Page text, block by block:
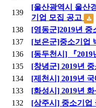
139
[울산광역시 울산
기업 모집 공고
138 [영동군]2019년 중
137
[보은군]중소기업
136
[동두천시] 『
135
[창녕군] 2019년
134
[제천시] 2019년
133
[화성시] 2019년
132
[상주시] 중소기업